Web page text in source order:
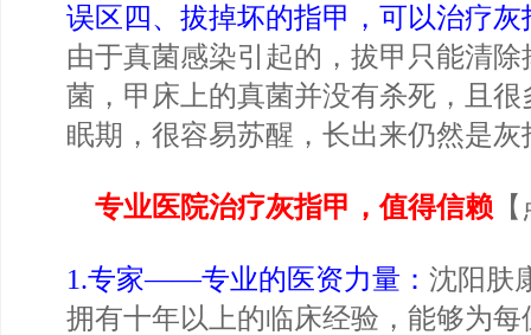
误区四、拔掉坏的指甲，可以治疗灰
由于真菌感染引起的，拔甲只能清
菌，甲床上的真菌并没有杀死，且
眠期，很容易苏醒，长出来仍然是灰
专业医院治疗灰指甲，值得信赖 【
1.专家——专业的医资力量： 沈阳肤
拥有十年以上的临床经验，能够为